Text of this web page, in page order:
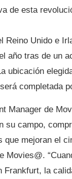
de esta
Reino Unido e
año tras de un
ubicación
completada
Manager de
su campo,
mejoran el
Movies@.
Frankfurt, la